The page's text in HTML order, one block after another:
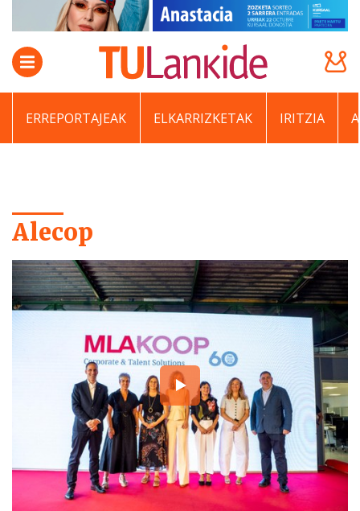
ERREPORTAJEAK ELKARRIZKETAK IRITZIA
Alecop